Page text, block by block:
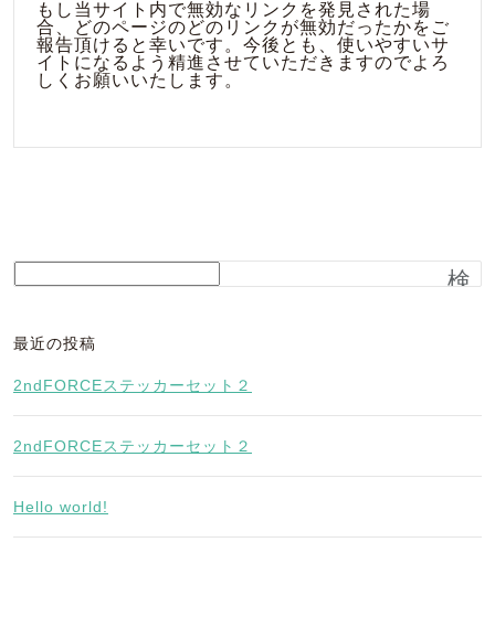
もし当サイト内で無効なリンクを発見された場
合、どのページのどのリンクが無効だったかをご
報告頂けると幸いです。今後とも、使いやすいサ
イトになるよう精進させていただきますのでよろ
しくお願いいたします。
検
最近の投稿
2ndFORCEステッカーセット２
2ndFORCEステッカーセット２
Hello world!